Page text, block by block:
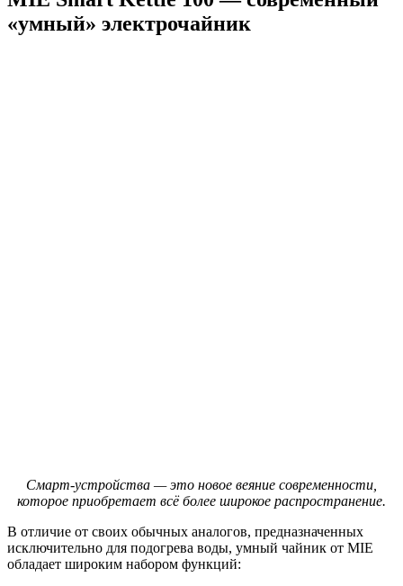
«умный» электрочайник
Смарт-устройства — это новое веяние современности,
которое приобретает всё более широкое распространение.
В отличие от своих обычных аналогов, предназначенных
исключительно для подогрева воды, умный чайник от MIE
обладает широким набором функций: